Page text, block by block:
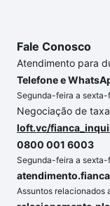
Fale Conosco
Atendimento para
Telefone e
Segunda-feira a
Negociação de
loft.vc/
0800 001 6003
Segunda-feira a
Assuntos relacionados